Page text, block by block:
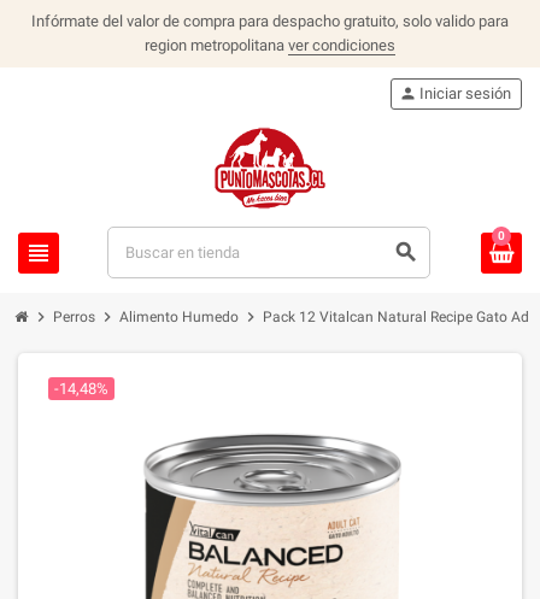
Infórmate del valor de compra para despacho gratuito, solo valido para
region metropolitana ver condiciones
view_headline search
person Iniciar sesión
0
chevron_right Perros chevron_right Alimento Humedo chevron_right Pack 12 Vitalcan Natural Recipe Gato
-14,48%